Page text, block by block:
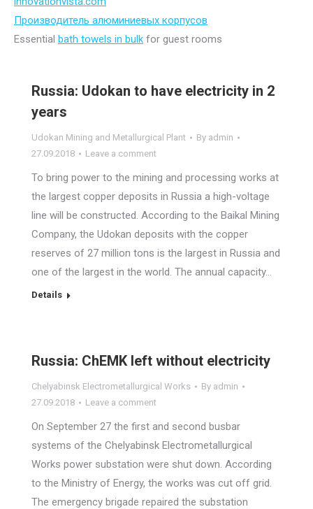
Производитель алюминиевых корпусов
Essential bath towels in bulk for guest rooms
Russia: Udokan to have electricity in 2
years
Udokan Mining and Metallurgical Plant By admin
27.09.2018
Leave a comment
To bring power to the mining and processing works at
the largest copper deposits in Russia a high-voltage
line will be constructed. According to the Baikal Mining
Company, the Udokan deposits with the copper
reserves of 27 million tons is the largest in Russia and
one of the largest in the world. The annual capacity…
Details
Russia: ChEMK left without electricity
Chelyabinsk Electrometallurgical Works By admin
27.09.2018
Leave a comment
On September 27 the first and second busbar
systems of the Chelyabinsk Electrometallurgical
Works power substation were shut down. According
to the Ministry of Energy, the works was cut off grid.
The emergency brigade repaired the substation